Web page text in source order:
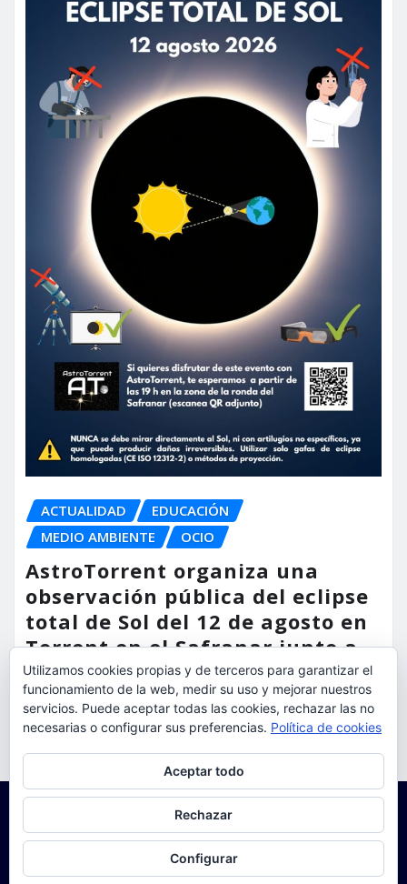
ACTUALIDAD
EDUCACIÓN
MEDIO AMBIENTE
OCIO
AstroTorrent organiza una
observación pública del eclipse
total de Sol del 12 de agosto en
Torrent en el Safranar junto a
las vías del AVE
torrent al dia Ago 5, 2026
Utilizamos cookies propias y de terceros para garantizar el
funcionamiento de la web, medir su uso y mejorar nuestros
servicios. Puede aceptar todas las cookies, rechazar las no
necesarias o configurar sus preferencias. Política de cookies
Aceptar todo
Rechazar
Configurar
Para obtener más información, incluido cómo gestionar las cookies,